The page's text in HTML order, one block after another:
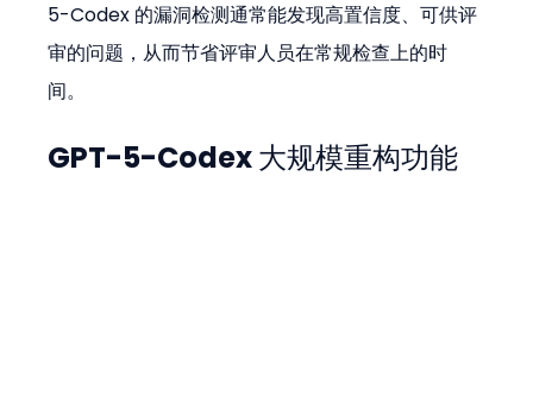
5-Codex 的漏洞检测通常能发现高置信度、可供评
审的问题，从而节省评审人员在常规检查上的时
间。
GPT-5-Codex 大规模重构功能